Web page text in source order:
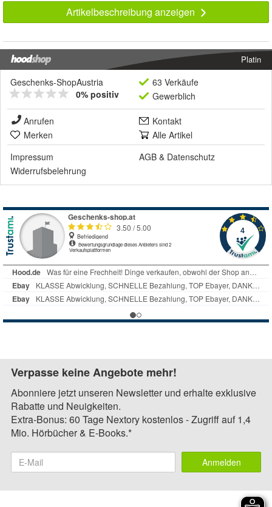
Artikelbeschreibung anzeigen
Platin
Geschenks-ShopAustria
0% positiv
63 Verkäufe
Gewerblich
Anrufen
Kontakt
Merken
Alle Artikel
Impressum
AGB & Datenschutz
Widerrufsbelehrung
Verpasse keine Angebote mehr!
Abonniere jetzt unseren Newsletter und erhalte exklusive
Rabatte und Neuigkeiten.
Extra-Bonus: 60 Tage Nextory kostenlos - Zugriff auf 1,4
Mio. Hörbücher & E-Books.*
Anmelden